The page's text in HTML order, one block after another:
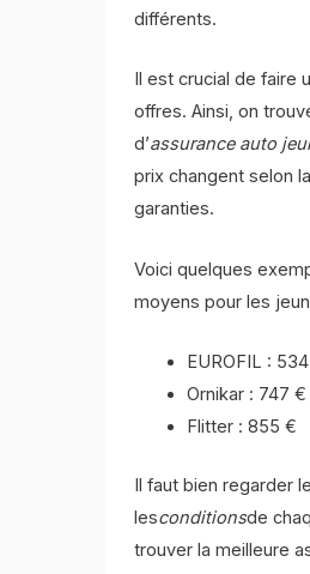
différents.
Il est crucial de faire
offres. Ainsi, on
d’assurance auto
prix changent selon
garanties.
Voici quelques
moyens pour les
EUROFIL :
Ornikar : 747 €
Flitter : 855 €
Il faut bien regarder
lesconditionsde
trouver la meilleure